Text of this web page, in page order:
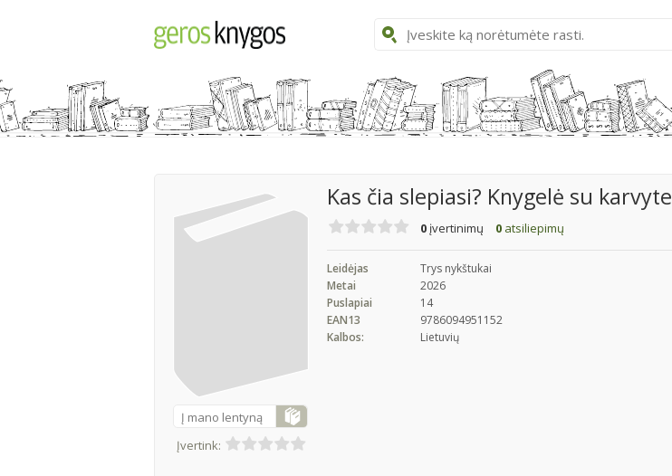
Į mano lentyną
Įvertink:
Kas čia slepiasi? Knygelė su karvyte
0 įvertinimų 0 atsiliepimų
Leidėjas
Trys nykštukai
Metai
2026
Puslapiai
14
EAN13
9786094951152
Kalbos:
Lietuvių